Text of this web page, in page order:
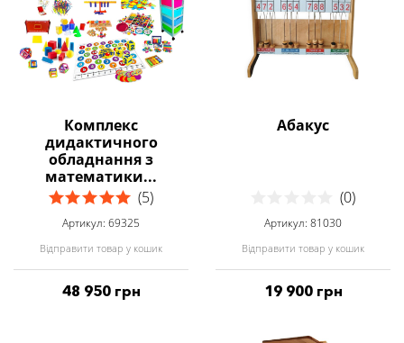
Комплекс
дидактичного
обладнання з
математики...
(5)
Артикул: 69325
Відправити товар у кошик
48 950 грн
Абакус
(0)
Артикул: 81030
Відправити товар у кошик
19 900 грн